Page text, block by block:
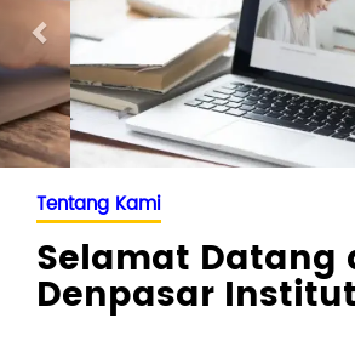
Tentang Kami
Selamat Datang
Denpasar